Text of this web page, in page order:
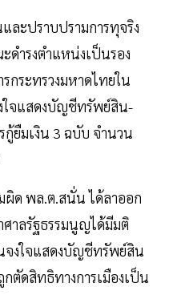
ละปราบปรามการทุจริง
ำรงตำแหน่งเป็นรอง
กระทรวงมหาดไทยใน
จแสดงบัญชีทรัพย์สิน-
ยืมเงิน 3 ฉบับ จำนวน
ผิด พล.ต.สนั่น ได้ลาออก
ศาลรัฐธรรมนูญได้มีมติ
จงใจแสดงบัญชีทรัพย์สิน
ตัดสิทธิทางการเมืองเป็น